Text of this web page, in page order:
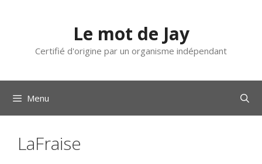
Le mot de Jay
Certifié d'origine par un organisme indépendant
Menu
LaFraise